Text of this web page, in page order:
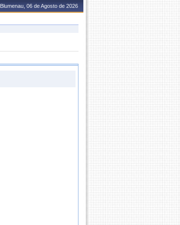
Blumenau, 06 de Agosto de 2026